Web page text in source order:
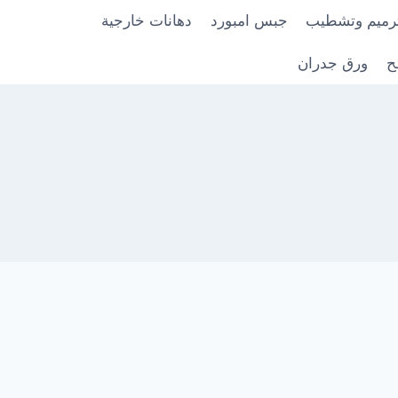
وتشطيب جبس امبورد دهانات خارجية
ورق جدران